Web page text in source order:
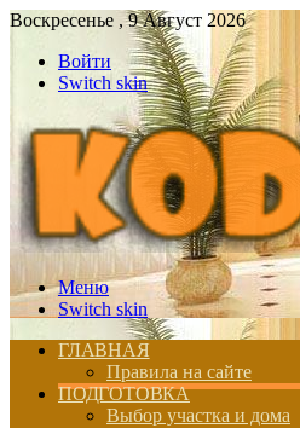
Воскресенье , 9 Август 2026
Войти
Switch skin
Меню
Switch skin
ГЛАВНАЯ
Правила на сайте
ПОДГОТОВКА
Выбор участка и дома